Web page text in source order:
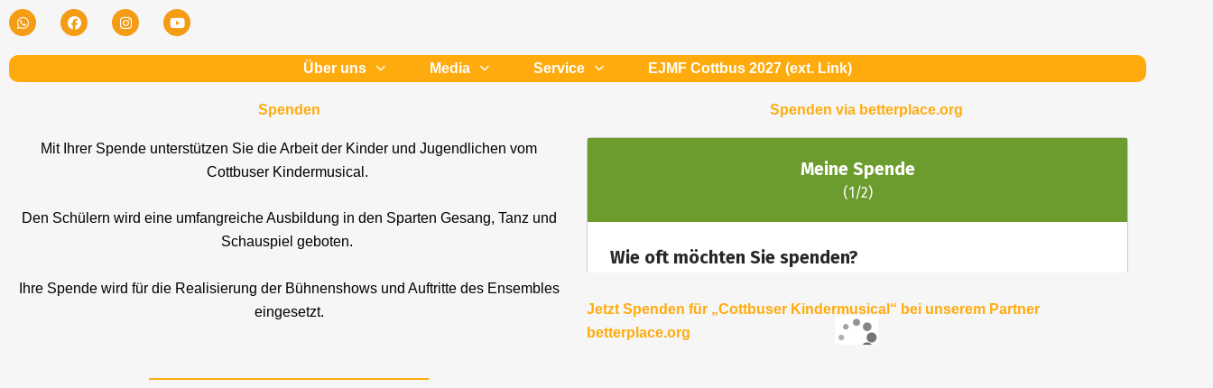
Zum
Inhalt
springen
W
h
t
a
F
a
e
o
I
n
t
g
Y
o
t
b
Über uns Media Service EJMF Cottbus 2027 (ext. Link)
Spenden
Mit Ihrer Spende unterstützen Sie die Arbeit der Kinder und Jugendlichen vom
Cottbuser Kindermusical.
Den Schülern wird eine umfangreiche Ausbildung in den Sparten Gesang, Tanz und
Schauspiel geboten.
Ihre Spende wird für die Realisierung der Bühnenshows und Auftritte des Ensembles
eingesetzt.
Spenden via betterplace.org
Jetzt Spenden für „Cottbuser Kindermusical“ bei unserem Partner
betterplace.org